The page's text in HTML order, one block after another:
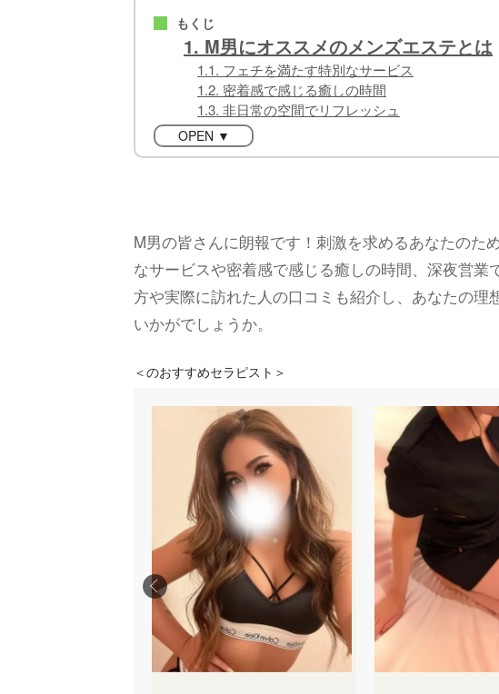
■ もくじ
1. M男にオススメのメンズエステとは
1.1. フェチを満たす特別なサービス
1.2. 密着感で感じる癒しの時間
1.3. 非日常の空間でリフレッシュ
OPEN ▼
M男の皆さんに朗報です！刺激を求めるあなたの
なサービスや密着感で感じる癒しの時間、深夜営
方や実際に訪れた人の口コミも紹介し、あなたの
いかがでしょうか。
＜のおすすめセラピスト＞